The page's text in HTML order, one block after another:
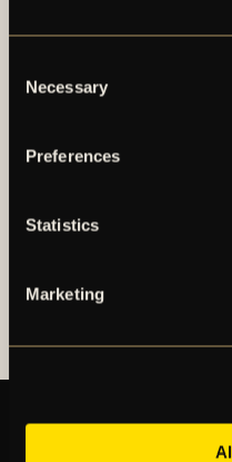
Selection
Necessary
Preferences
Statistics
Marketing
elitfotbollsverksamhet
spelar i OBOS
noterat på NGM